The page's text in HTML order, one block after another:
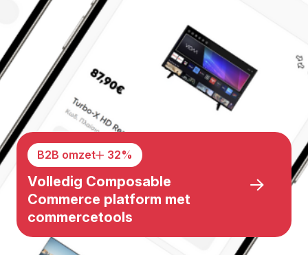
B2B omzet 32%
Volledig Composable
Commerce platform met
commercetools